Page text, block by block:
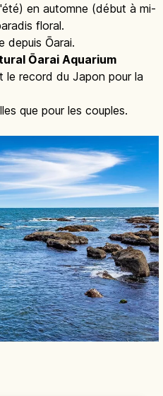
en automne (début à mi-
floral.
depuis Ōarai.
Ōarai Aquarium
le record du Japon pour la
que pour les couples.